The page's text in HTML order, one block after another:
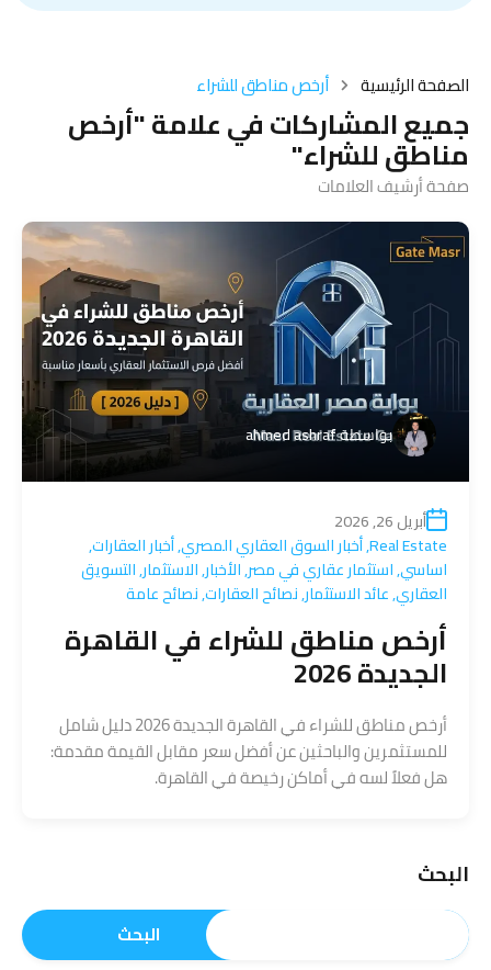
الصفحة الرئيسية أرخص مناطق للشراء
جميع المشاركات في علامة "أرخص
مناطق للشراء"
صفحة أرشيف العلامات
بواسطةahmed ashraf
أبريل 26, 2026
Real Estate
,أخبار السوق العقاري المصري,أخبار العقارات,
اساسي,استثمار عقاري في مصر,الأخبار,الاستثمار,التسويق
العقاري,عائد الاستثمار,نصائح العقارات,نصائح عامة
أرخص مناطق للشراء في القاهرة
الجديدة 2026
أرخص مناطق للشراء في القاهرة الجديدة 2026 دليل شامل
للمستثمرين والباحثين عن أفضل سعر مقابل القيمة مقدمة:
هل فعلاً لسه في أماكن رخيصة في القاهرة.
البحث
البحث